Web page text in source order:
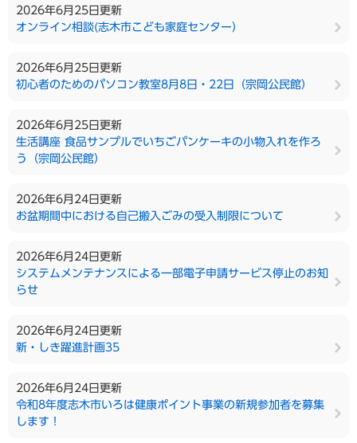
2026年6月25日更新
オンライン相談(志木市こども家庭センター）
2026年6月25日更新
初心者のためのパソコン教室8月8日・22日（宗岡公民館）
2026年6月25日更新
生活講座 食品サンプルでいちごパンケーキの小物入れを作ろ
う（宗岡公民館）
2026年6月24日更新
お盆期間中における自己搬入ごみの受入制限について
2026年6月24日更新
システムメンテナンスによる一部電子申請サービス停止のお知
らせ
2026年6月24日更新
新・しき躍進計画35
2026年6月24日更新
令和8年度志木市いろは健康ポイント事業の新規参加者を募集
します！